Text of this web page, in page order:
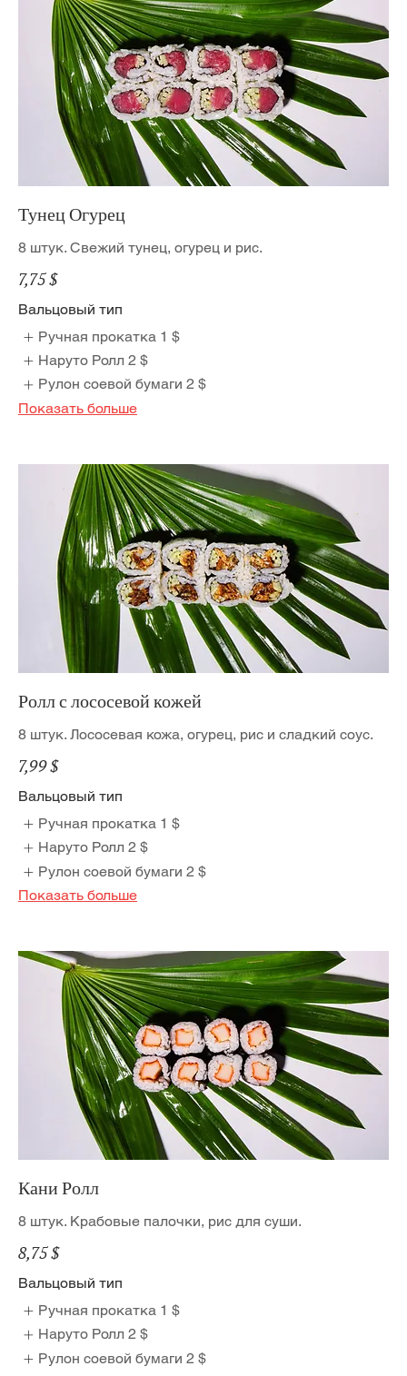
Тунец Огурец
8 штук. Свежий тунец, огурец и рис.
7,75 $
Вальцовый тип
Ручная прокатка 1 $
Наруто Ролл 2 $
Рулон соевой бумаги 2 $
Показать больше
Ролл с лососевой кожей
8 штук. Лососевая кожа, огурец, рис и сладкий соус.
7,99 $
Вальцовый тип
Ручная прокатка 1 $
Наруто Ролл 2 $
Рулон соевой бумаги 2 $
Показать больше
Кани Ролл
8 штук. Крабовые палочки, рис для суши.
8,75 $
Вальцовый тип
Ручная прокатка 1 $
Наруто Ролл 2 $
Рулон соевой бумаги 2 $